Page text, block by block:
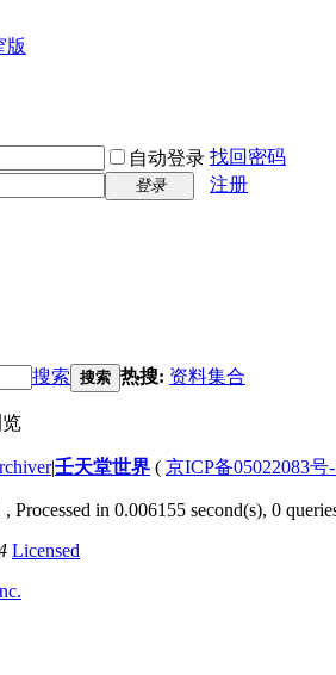
版
自动登录 找回密码
登录
注册
搜索 搜索 热搜: 资料集合
|壬天堂世界 ( 京ICP备05022083号
, Processed in 0.006155 second(s), 0
Licensed